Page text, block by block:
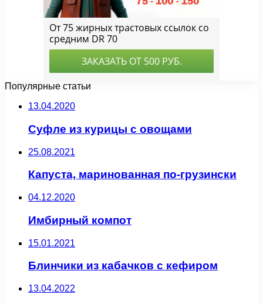
Популярные статьи
13.04.2020
Суфле из курицы с овощами
25.08.2021
Капуста, маринованная по-грузински
04.12.2020
Имбирный компот
15.01.2021
Блинчики из кабачков с кефиром
13.04.2022